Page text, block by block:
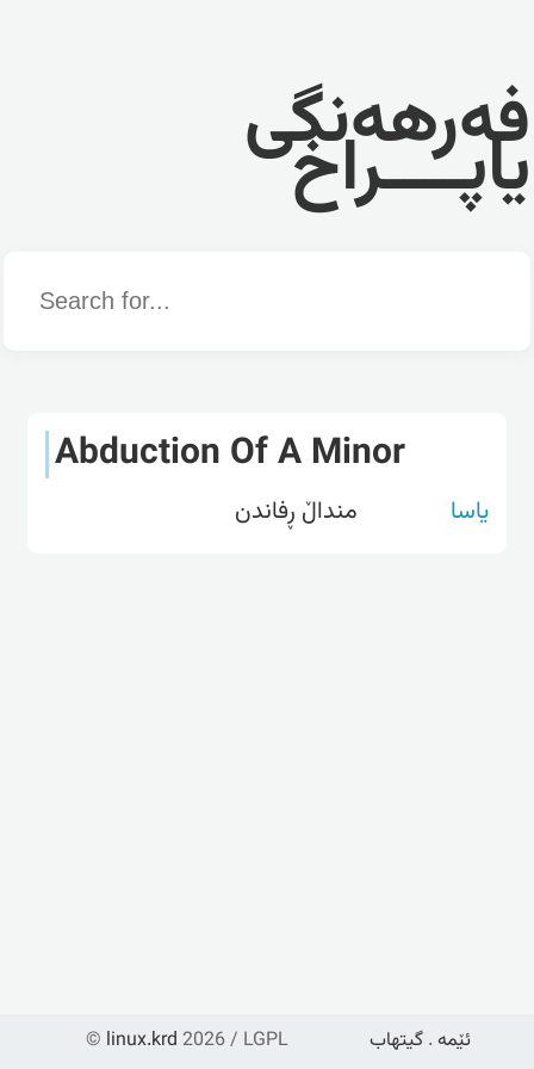
فەرهەنگی
یاپــــراخ
Word
Abduction Of A Minor
یاسا منداڵ ڕفاندن
© linux.krd 2026 / LGPL ئێمە . گیتهاب